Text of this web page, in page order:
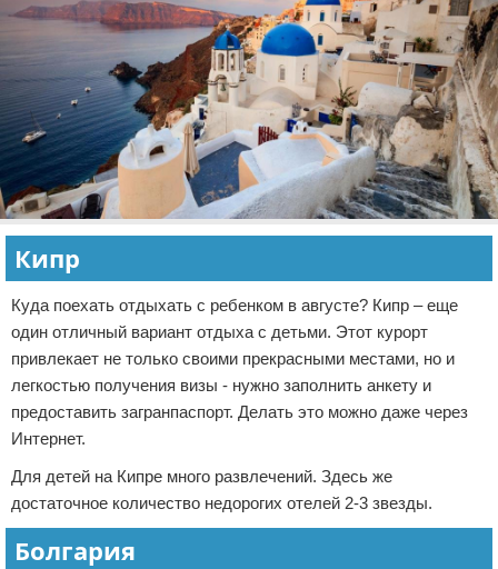
Кипр
Куда поехать отдыхать с ребенком в августе? Кипр – еще
один отличный вариант отдыха с детьми. Этот курорт
привлекает не только своими прекрасными местами, но и
легкостью получения визы - нужно заполнить анкету и
предоставить загранпаспорт. Делать это можно даже через
Интернет.
Для детей на Кипре много развлечений. Здесь же
достаточное количество недорогих отелей 2-3 звезды.
Болгария